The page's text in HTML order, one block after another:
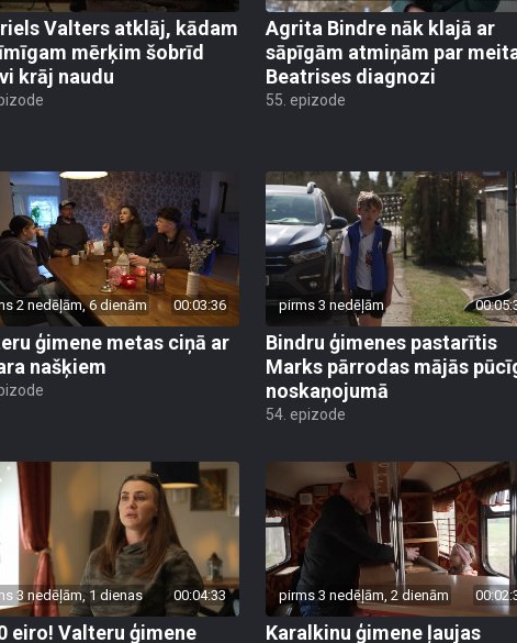
Valters atklāj, kādam
mērķim šobrīd
krāj naudu
Agrita Bindre nāk klajā ar
sāpīgām atmiņām par
Beatrises diagnozi
55. epizode
2 nedēļām, 6 dienām 00:03:36
ģimene metas ciņā ar
našķiem
pirms 3 nedēļām
Bindru ģimenes pastarītis
Marks pārrodas mājās
noskaņojumā
54. epizode
3 nedēļām, 1 dienas 00:04:33
eiro! Valteru ģimene
pirms 3 nedēļām, 2 dienām
Karalkinu ģimene ļaujas